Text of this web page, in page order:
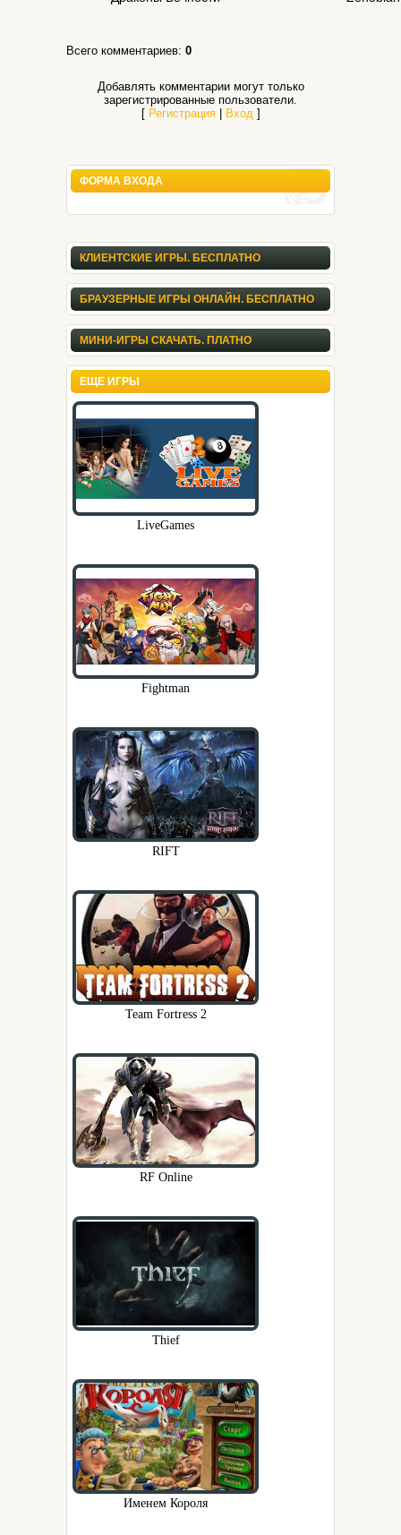
Всего комментариев: 0
Добавлять комментарии могут только
зарегистрированные пользователи.
[ Регистрация| Вход]
ФОРМА ВХОДА
КЛИЕНТСКИЕ ИГРЫ. БЕСПЛАТНО
БРАУЗЕРНЫЕ ИГРЫ ОНЛАЙН. БЕСПЛАТНО
МИНИ-ИГРЫ СКАЧАТЬ. ПЛАТНО
ЕЩЕ ИГРЫ
LiveGames
Fightman
RIFT
Team Fortress 2
RF Online
Thief
Именем Короля